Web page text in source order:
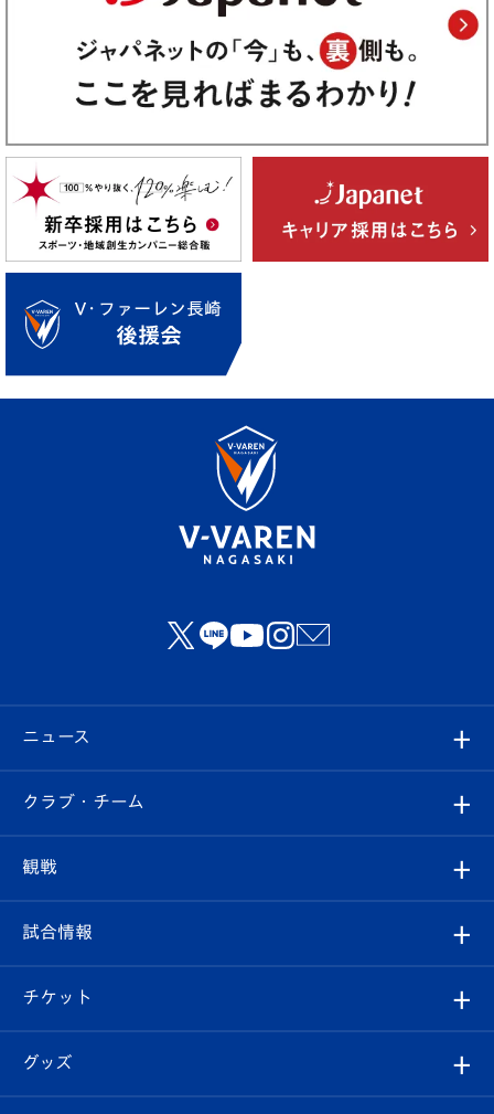
ニュース
すべて
クラブ
試合情報
チケット
クラブ・チーム
クラブ概要
エンブレム紹介
観戦
観戦ルール
はじめての観戦ガイド
Revive Team
試合情報
試合日程/結果
フォトギャラリー
チケット
チケット
グッズ